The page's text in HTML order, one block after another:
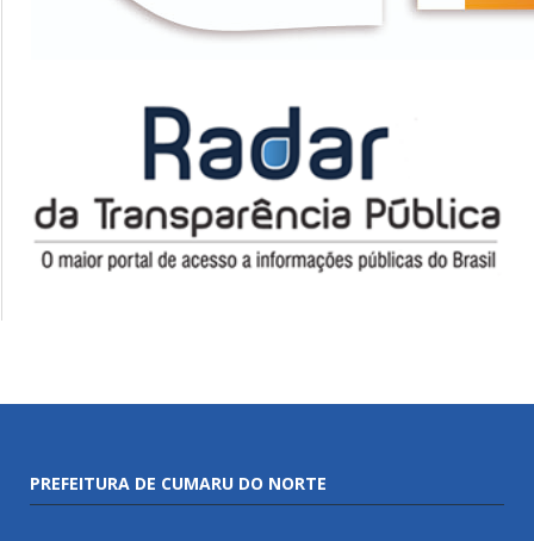
PREFEITURA DE CUMARU DO NORTE